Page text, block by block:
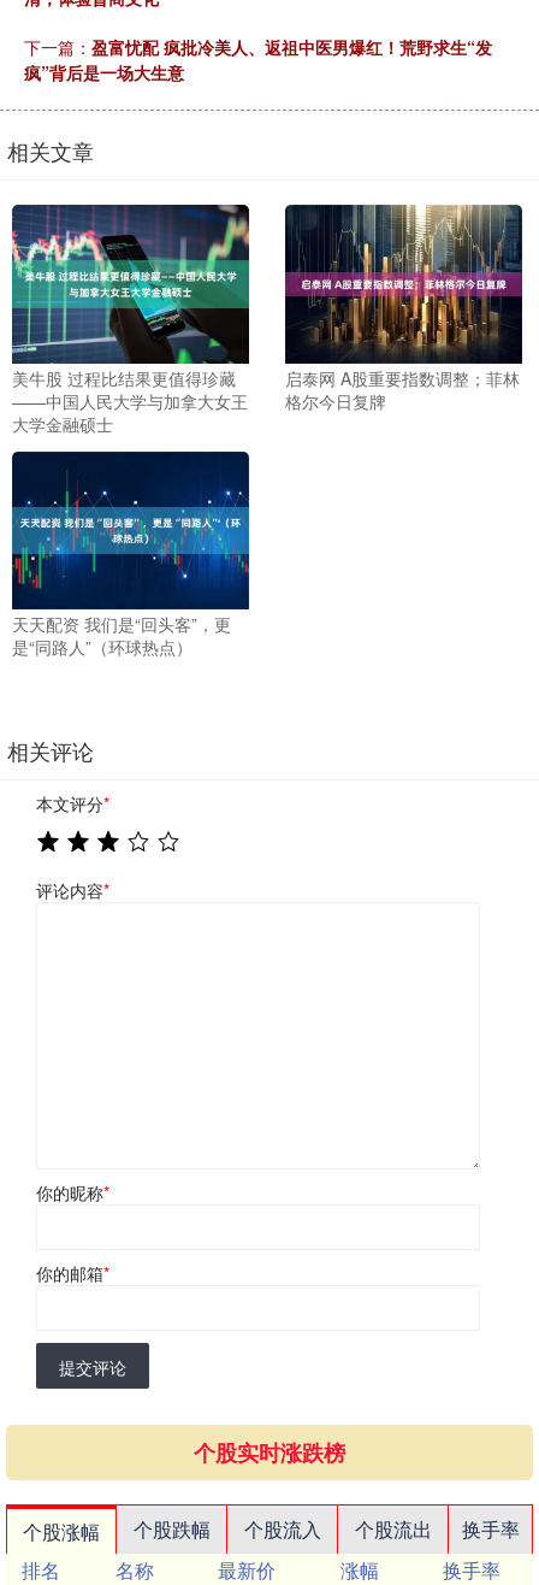
下一篇： 盈富忧配 疯批冷美人、返祖中医男爆红！荒野求生“发
疯”背后是一场大生意
相关文章
美牛股 过程比结果更值得珍藏
——中国人民大学与加拿大女王
大学金融硕士
启泰网 A股重要指数调整；菲林
格尔今日复牌
天天配资 我们是“回头客”，更
是“同路人”（环球热点）
相关评论
本文评分*
评论内容*
你的昵称*
你的邮箱*
提交评论
个股实时涨跌榜
个股涨幅 个股跌幅 个股流入 个股流出
换手率
排名
名称 最新价 涨幅
换手率